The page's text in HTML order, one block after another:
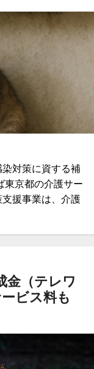
対策に資する補
東京都の介護サー
援事業は、介護
金（テレワ
ビス料も